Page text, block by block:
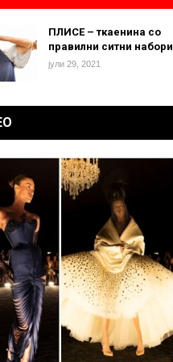
ПЛИСЕ – ткаенина со
правилни ситни набори
јули 29, 2021